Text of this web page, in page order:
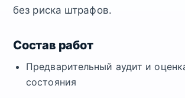
без риска штрафов.
Состав работ
Предварительный аудит и
состояния